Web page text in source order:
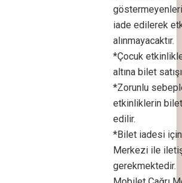
iade edilerek
alınmayacaktır.
*Çocuk
altına bilet
*Zorunlu
etkinliklerin
edilir.
*Bilet iadesi
Merkezi ile
gerekmektedir.